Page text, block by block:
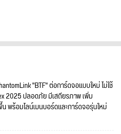
"BTF" ต่อการ์ดจอแบบใหม่ ไม่ใช้
สถียรภาพ เพิ่ม
น พร้อมไลน์เมนบอร์ดและการ์ดจอรุ่นใหม่